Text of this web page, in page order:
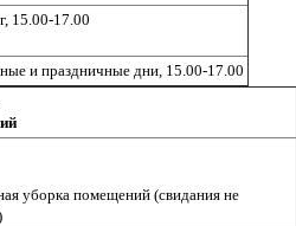
15.00-17.00
и праздничные дни, 15.00-17.00
уборка помещений (свидания не